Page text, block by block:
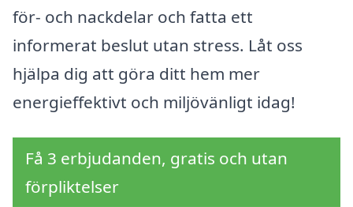
för- och nackdelar och fatta ett
informerat beslut utan stress. Låt oss
hjälpa dig att göra ditt hem mer
energieffektivt och miljövänligt idag!
Få 3 erbjudanden, gratis och utan
förpliktelser